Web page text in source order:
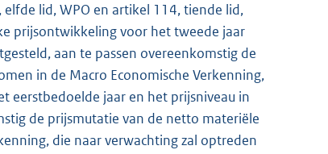
lid, WPO en artikel 114, tiende lid,
prijsontwikkeling voor het tweede jaar
aan te passen overeenkomstig de
in de Macro Economische Verkenning,
eerstbedoelde jaar en het prijsniveau in
de prijsmutatie van de netto materiële
die naar verwachting zal optreden